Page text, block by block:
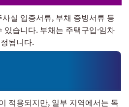
실 입증서류, 부채 증빙서류 등
습니다. 부채는 주택구입·임차
됩니다.
적용되지만, 일부 지역에서는 독